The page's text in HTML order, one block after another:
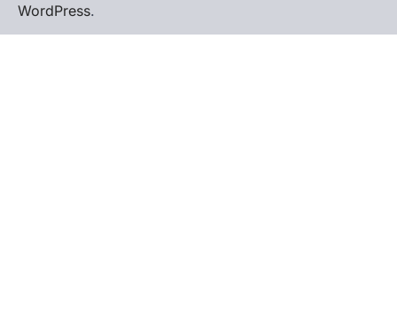
WordPress.